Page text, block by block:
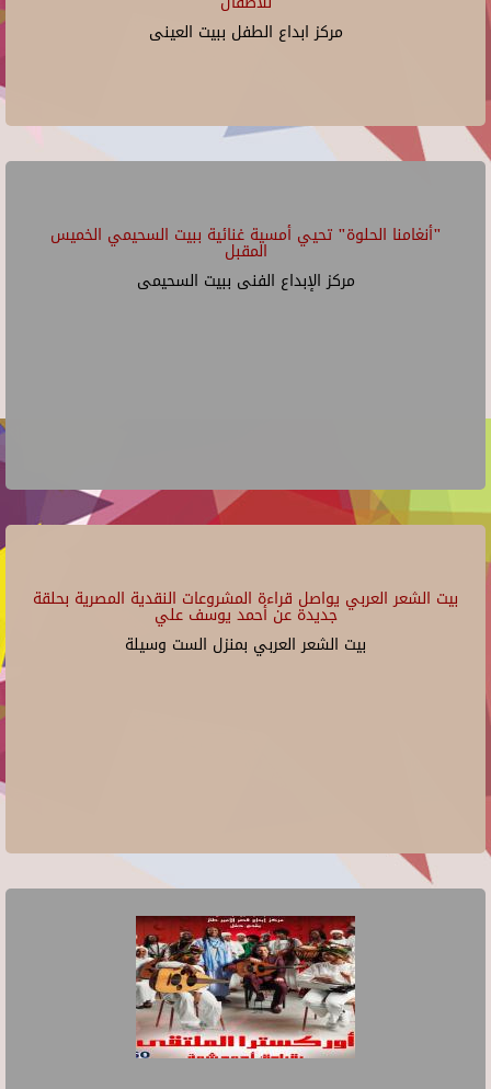
مركز ابداع الطفل ببيت العينى
"أنغامنا الحلوة" تحيي أمسية غنائية ببيت السحيمي الخميس
المقبل
مركز الإبداع الفنى ببيت السحيمى
بيت الشعر العربي يواصل قراءة المشروعات النقدية المصرية بحلقة
جديدة عن أحمد يوسف علي
بيت الشعر العربي بمنزل الست وسيلة